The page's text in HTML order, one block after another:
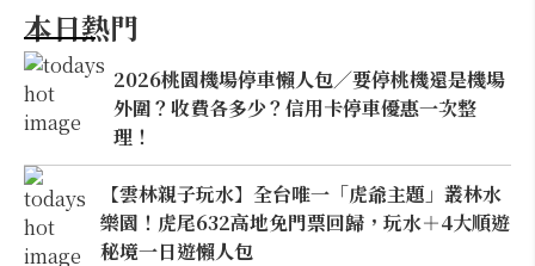
本日熱門
2026桃園機場停車懶人包／要停桃機還是機場
外圍？收費各多少？信用卡停車優惠一次整
理！
【雲林親子玩水】全台唯一「虎爺主題」叢林水
樂園！虎尾632高地免門票回歸，玩水＋4大順遊
秘境一日遊懶人包